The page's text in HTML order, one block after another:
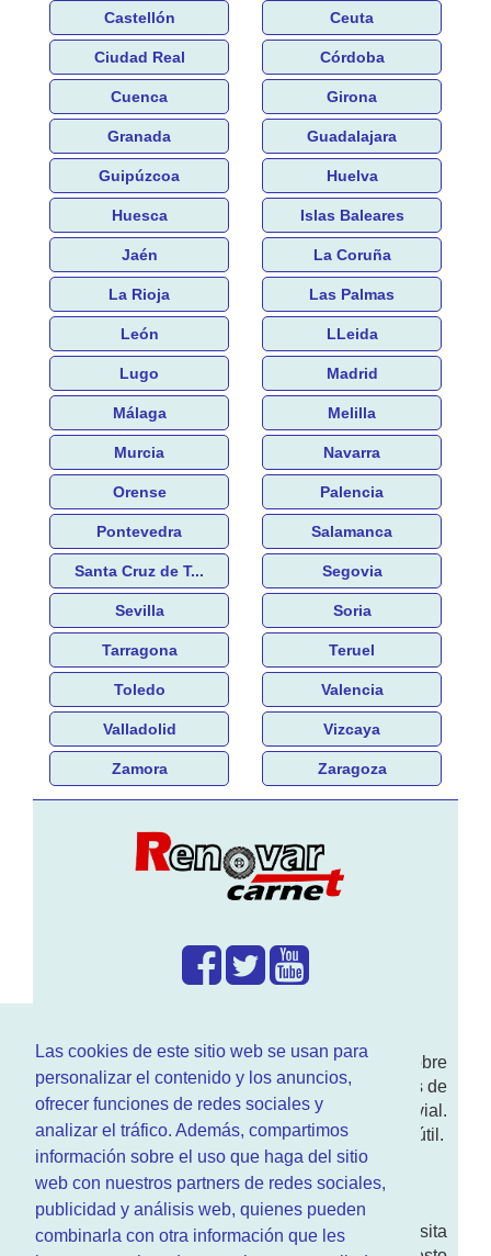
Las cookies de este sitio web se usan para
personalizar el contenido y los anuncios,
ofrecer funciones de redes sociales y
analizar el tráfico. Además, compartimos
información sobre el uso que haga del sitio
web con nuestros partners de redes sociales,
publicidad y análisis web, quienes pueden
combinarla con otra información que les
Castellón Ceuta
Ciudad Real Córdoba
Cuenca Girona
Granada Guadalajara
Guipúzcoa Huelva
Huesca Islas Baleares
Jaén La Coruña
La Rioja Las Palmas
León LLeida
Lugo Madrid
Málaga Melilla
Murcia Navarra
Orense Palencia
Pontevedra Salamanca
Santa Cruz de T... Segovia
Sevilla Soria
Tarragona Teruel
Toledo Valencia
Valladolid Vizcaya
Zamora Zaragoza
Enwww.RenovarCarnet.comTe contamos sobre
larenovación del permisode conducir, noticias de
actualidad motor y sobre todo seguridad vial.
Ademas tenemos todo tipo de información DGT útil.
¿Quienes somos?
Quieres saber quien mantiene la pagina, visita